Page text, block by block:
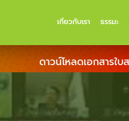
เกี่ยวกับเรา ธรรมะ
ดาวน์โหลดเอกสารใ